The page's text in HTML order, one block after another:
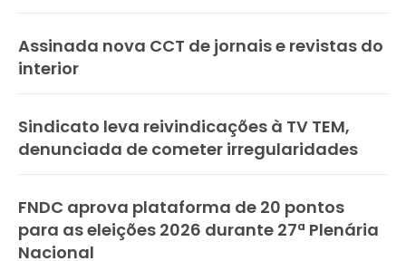
Assinada nova CCT de jornais e revistas do
interior
Sindicato leva reivindicações à TV TEM,
denunciada de cometer irregularidades
FNDC aprova plataforma de 20 pontos
para as eleições 2026 durante 27ª Plenária
Nacional